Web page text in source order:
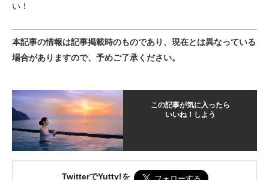
い！
本記事の情報は記事掲載時のものであり、現在とは異なっている
場合がありますので、予めご了承ください。
この記事が気に入ったら
いいね！しよう
TwitterでYutty!を